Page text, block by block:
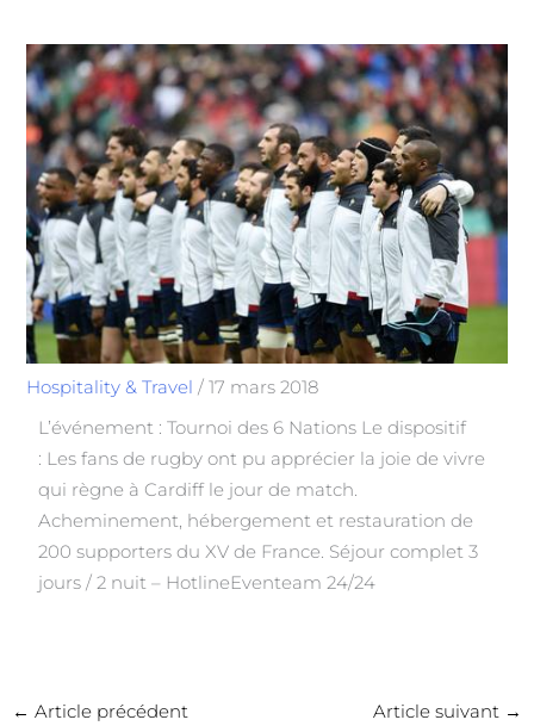
Hospitality & Travel /17 mars 2018
L’événement : Tournoi des 6 Nations Le dispositif
: Les fans de rugby ont pu apprécier la joie de vivre
qui règne à Cardiff le jour de match.
Acheminement, hébergement et restauration de
200 supporters du XV de France. Séjour complet 3
jours / 2 nuit – HotlineEventeam 24/24
← Article précédent Article suivant →